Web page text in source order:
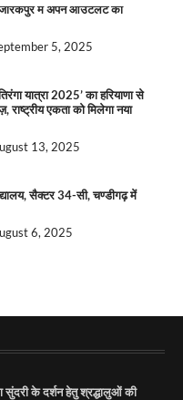
टू ग्लोबल” की ओर भारत
अगस्त तक भारत मंडपम में होगा
: हरीश गर्ग
6, 2026
(सेवा) ने पंजाब में सौर
दूर करने के लिए पीएसपीसीएल
से की मुलाकात
6, 2026
घोटाला’ भाजपा के
लोकतंत्र की हत्या का सबसे बड़ा
जीरकपुर में अपने आउटलेट की
5, 2025
यात्रा 2025’ का हरियाणा से
एकता को मिलेगा नया
13, 2025
सैक्टर 34-सी, चण्डीगढ़ में
6, 2025
सुंदरी के दर्शन हेतु श्रद्धालुओं की